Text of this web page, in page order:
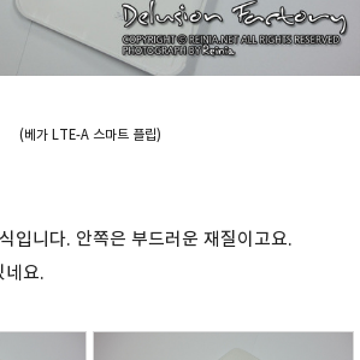
(베가 LTE-A 스마트 플립)
입니다. 안쪽은 부드러운 재질이고요.
네요.